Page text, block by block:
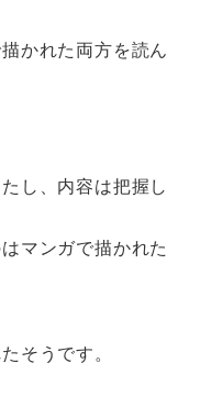
かれた両方を読ん
し、内容は把握し
マンガで描かれた
そうです。